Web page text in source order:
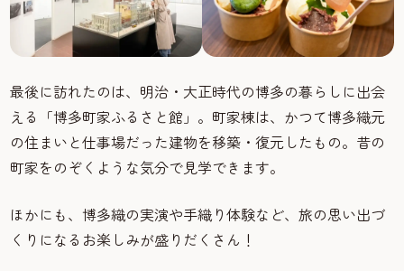
最後に訪れたのは、明治・大正時代の博多の暮らしに出会
える「博多町家ふるさと館」。町家棟は、かつて博多織元
の住まいと仕事場だった建物を移築・復元したもの。昔の
町家をのぞくような気分で見学できます。
ほかにも、博多織の実演や手織り体験など、旅の思い出づ
くりになるお楽しみが盛りだくさん！